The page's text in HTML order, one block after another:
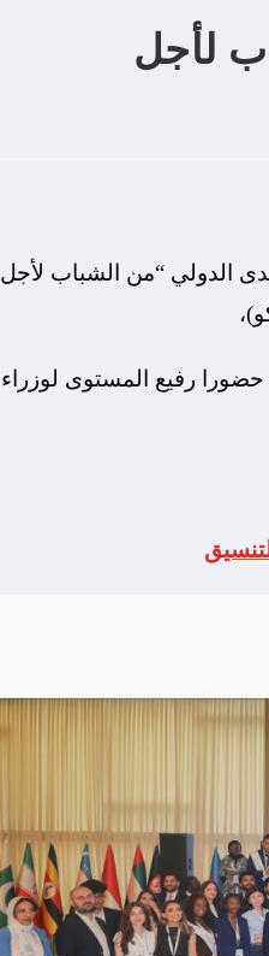
لأجل
أعمال المنتدى الدولي “من الشباب لأجل
رفيع المستوى لوزراء